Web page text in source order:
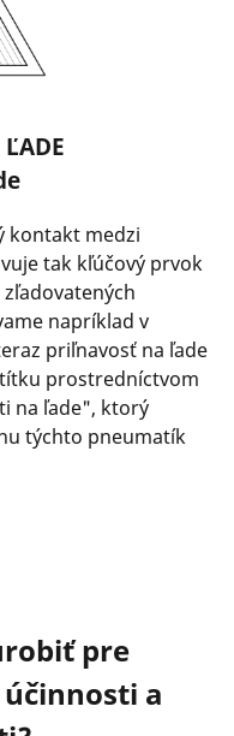
kontakt medzi
tak kľúčový prvok
napríklad v
priľnavosť na ľade
prostredníctvom
na ľade", ktorý
týchto pneumatík
pre
a